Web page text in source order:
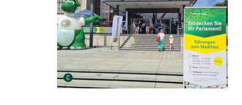
C Urheber der Grafik: